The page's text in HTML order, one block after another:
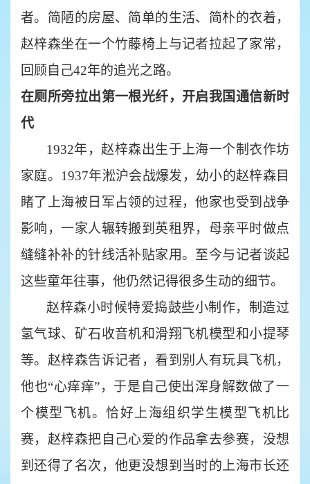
者。简陋的房屋、简单的生活、简朴的衣着，
赵梓森坐在一个竹藤椅上与记者拉起了家常，
回顾自己42年的追光之路。
在厕所旁拉出第一根光纤，开启我国通信新时
代
1932年，赵梓森出生于上海一个制衣作坊
家庭。1937年淞沪会战爆发，幼小的赵梓森目
睹了上海被日军占领的过程，他家也受到战争
影响，一家人辗转搬到英租界，母亲平时做点
缝缝补补的针线活补贴家用。至今与记者谈起
这些童年往事，他仍然记得很多生动的细节。
赵梓森小时候特爱捣鼓些小制作，制造过
氢气球、矿石收音机和滑翔飞机模型和小提琴
等。赵梓森告诉记者，看到别人有玩具飞机，
他也“心痒痒”，于是自己使出浑身解数做了一
个模型飞机。恰好上海组织学生模型飞机比
赛，赵梓森把自己心爱的作品拿去参赛，没想
到还得了名次，他更没想到当时的上海市长还